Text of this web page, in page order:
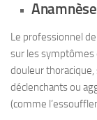
Le professionnel
sur les symptômes
douleur thoracique,
déclenchants ou
(comme